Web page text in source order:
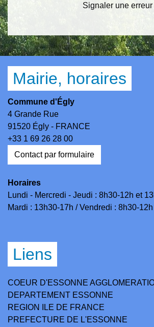
Signaler une
Mairie, horaires
Commune d'Égly
4 Grande Rue
91520 Égly - FRANCE
+33 1 69 26 28 00
Contact par formulaire
Horaires
Lundi - Mercredi - Jeudi : 8h30-12h et
Mardi : 13h30-17h / Vendredi : 8h30-12h
Liens
COEUR D'ESSONNE
DEPARTEMENT ESSONNE
REGION ILE DE FRANCE
PREFECTURE DE L'ESSONNE